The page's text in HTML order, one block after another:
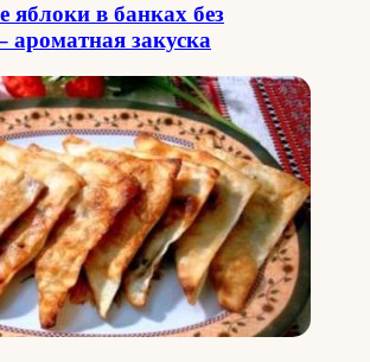
в банках без
ароматная закуска